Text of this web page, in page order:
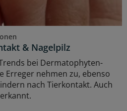
& Nagelpilz
bei Dermatophyten-
Erreger nehmen zu, ebenso
nach Tierkontakt. Auch